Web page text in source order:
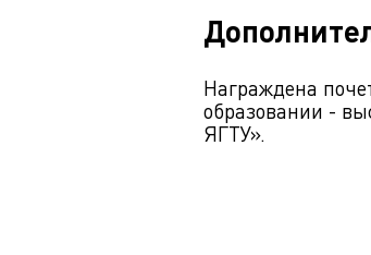
Награждена
образовании -
ЯГТУ».